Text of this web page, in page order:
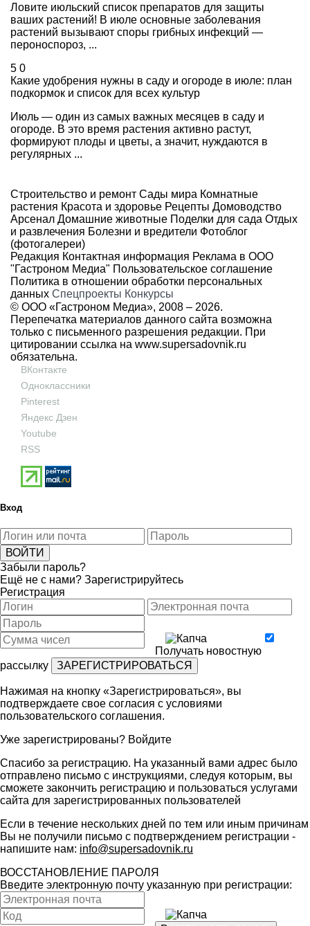
Ловите июльский список препаратов для защиты
ваших растений! В июле основные заболевания
растений вызывают споры грибных инфекций —
пероноспороз, ...
5 0
Какие удобрения нужны в саду и огороде в июле: план
подкормок и список для всех культур
Июль — один из самых важных месяцев в саду и
огороде. В это время растения активно растут,
формируют плоды и цветы, а значит, нуждаются в
регулярных ...
Строительство и ремонт Сады мира Комнатные
растения Красота и здоровье Рецепты Домоводство
Арсенал Домашние животные Поделки для сада Отдых
и развлечения Болезни и вредители Фотоблог
(фотогалереи)
Редакция Контактная информация Реклама в ООО
"Гастроном Медиа" Пользовательское соглашение
Политика в отношении обработки персональных
данных Спецпроекты Конкурсы
© ООО «Гастроном Медиа», 2008 – 2026.
Перепечатка материалов данного сайта возможна
только с письменного разрешения редакции. При
цитировании ссылка на www.supersadovnik.ru
обязательна.
ВКонтакте
Одноклассники
Pinterest
Яндекс Дзен
Youtube
RSS
Вход
Забыли пароль?
Ещё не с нами? Зарегистрируйтесь
Регистрация
Получать новостную
рассылку
Нажимая на кнопку «Зарегистрироваться», вы
подтверждаете свое согласия с условиями
пользовательского соглашения.
Уже зарегистрированы? Войдите
Спасибо за регистрацию. На указанный вами адрес было
отправлено письмо с инструкциями, следуя которым, вы
сможете закончить регистрацию и пользоваться услугами
сайта для зарегистрированных пользователей
Если в течение нескольких дней по тем или иным причинам
Вы не получили письмо с подтверждением регистрации -
напишите нам: info@supersadovnik.ru
ВОССТАНОВЛЕНИЕ ПАРОЛЯ
Введите электронную почту указанную при регистрации: